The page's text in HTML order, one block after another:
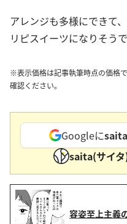
アレンジも多様にできて
リピスイーツになりそうで
※表示価格は記事執筆時点の価格
確認ください。
Googleにsaita
saita(サイ
容姿至上主義